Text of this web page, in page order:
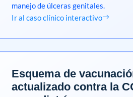
manejo de úlceras genitales.
Ir al caso clínico interactivo
Esquema de
actualizado contra la